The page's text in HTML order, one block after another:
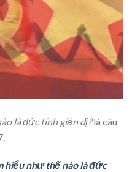
là đức tính giản dị?là câu
hiểu như thế nào là đức